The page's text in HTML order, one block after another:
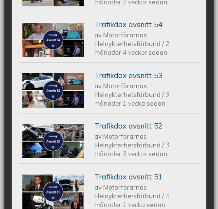
månader 2 veckor sedan
Trafikdax avsnitt 54
Trafikdax avsnitt 54
av Motorförarnas
Helnykterhetsförbund/ 2
månader 4 veckor sedan
Trafikdax - Avsnitt 53
Trafikdax avsnitt 53
av Motorförarnas
Helnykterhetsförbund/3
månader 1 vecka sedan
Trafikdax - Avsnitt 52
Trafikdax avsnitt 52
av Motorförarnas
Helnykterhetsförbund/3
månader 3 veckor sedan
Trafikdax - Avsnitt 51
Trafikdax avsnitt 51
av Motorförarnas
Helnykterhetsförbund/4
månader 1 vecka sedan